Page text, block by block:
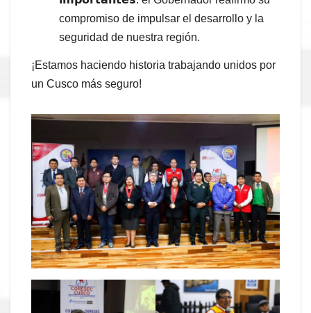
compromiso de impulsar el desarrollo y la
seguridad de nuestra región.
¡Estamos haciendo historia trabajando unidos por
un Cusco más seguro!